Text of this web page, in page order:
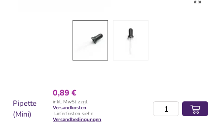
Pipette
(Mini)
0,89 €
inkl. MwSt zzgl.
Versandkosten
Lieferfristen siehe
Versandbedingungen